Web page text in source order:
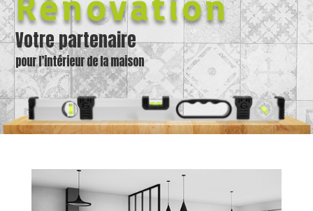
Votre partenaire
pour l’intérieur de la maison